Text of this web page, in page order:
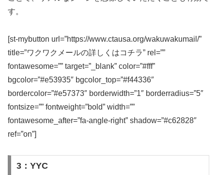
す。
[st-mybutton url=”https://www.ctausa.org/wakuwakumail/”
title=”ワクワクメールの詳しくはコチラ” rel=””
fontawesome=”” target=”_blank” color=”#fff”
bgcolor=”#e53935″ bgcolor_top=”#f44336″
bordercolor=”#e57373″ borderwidth=”1″ borderradius=”5″
fontsize=”” fontweight=”bold” width=””
fontawesome_after=”fa-angle-right” shadow=”#c62828″
ref=”on”]
3：YYC